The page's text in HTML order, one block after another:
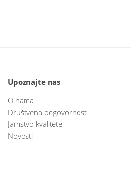
Upoznajte nas
O nama
Društvena odgovornost
Jamstvo kvalitete
Novosti